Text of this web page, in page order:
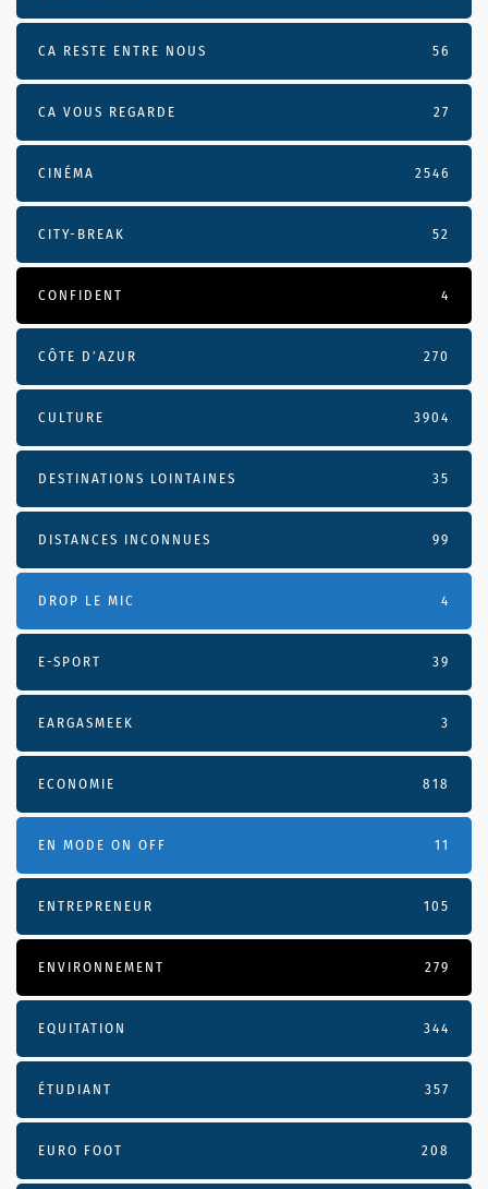
CA RESTE ENTRE NOUS 56
CA VOUS REGARDE 27
CINÉMA 2546
CITY-BREAK 52
CONFIDENT 4
CÔTE D’AZUR 270
CULTURE 3904
DESTINATIONS LOINTAINES 35
DISTANCES INCONNUES 99
DROP LE MIC 4
E-SPORT 39
EARGASMEEK 3
ECONOMIE 818
EN MODE ON OFF 11
ENTREPRENEUR 105
ENVIRONNEMENT 279
EQUITATION 344
ÉTUDIANT 357
EURO FOOT 208